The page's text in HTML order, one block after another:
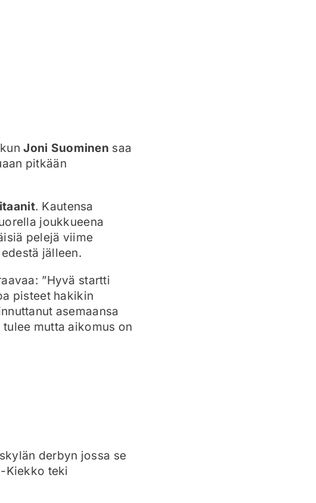
kunJoni Suominen saa
pitkään
. Kautensa
joukkueena
pelejä viime
jälleen.
”Hyvä startti
pisteet hakikin
asemaansa
mutta aikomus on
derbyn jossa se
Kiekko teki